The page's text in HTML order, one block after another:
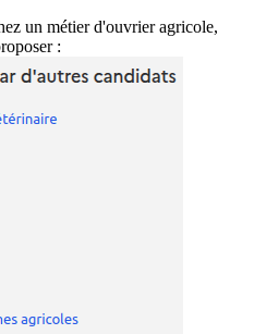
un métier d'ouvrier agricole,
: